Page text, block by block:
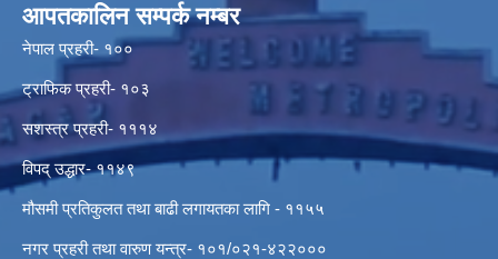
आपतकालिन सम्पर्क नम्बर
नेपाल प्रहरी- १००
ट्राफिक प्रहरी- १०३
सशस्त्र प्रहरी- १११४
विपद् उद्धार- ११४९
मौसमी प्रतिकुलत तथा बाढी लगायतका लागि - ११५५
नगर प्रहरी तथा वारुण यन्त्र- १०१/०२१-४२२०००